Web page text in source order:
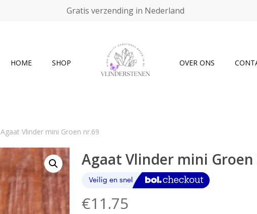
Gratis verzending in Nederland
HOME SHOP OVER ONS
Agaat Vlinder mini Groen nr.69
Agaat Vlinder mini Groen
€11.75